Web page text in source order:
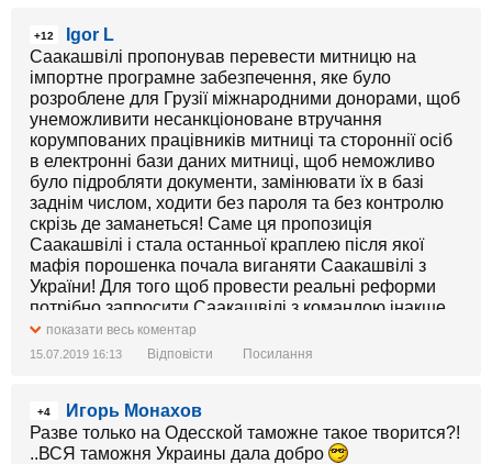
+12
Igor L
Саакашвілі пропонував перевести митницю на
імпортне програмне забезпечення, яке було
розроблене для Грузії міжнародними донорами, щоб
унеможливити несанкціоноване втручання
корумпованих працівників митниці та стороннії осіб
в електронні бази даних митниці, щоб неможливо
було підробляти документи, замінювати їх в базі
заднім числом, ходити без пароля та без контролю
скрізь де заманеться! Саме ця пропозиція
Саакашвілі і стала останньої краплею після якої
мафія порошенка почала виганяти Саакашвілі з
України! Для того щоб провести реальні реформи
потрібно запросити Саакашвілі з командою інакше
всі ці відставки закінчаться зміною смотрящих які
сидять на кримінальних грошових потоках! Тільки
інструменти корупції, які сьогодні працюють на
мафію! Повна заміна програмного забезпечення,
повна заміна систем обліку та управління на *******
показати весь коментар
15.07.2019 16:13 Відповісти Посилання
+4
Игорь Монахов
Разве только на Одесской таможне такое творится?!
..ВСЯ таможня Украины дала добро